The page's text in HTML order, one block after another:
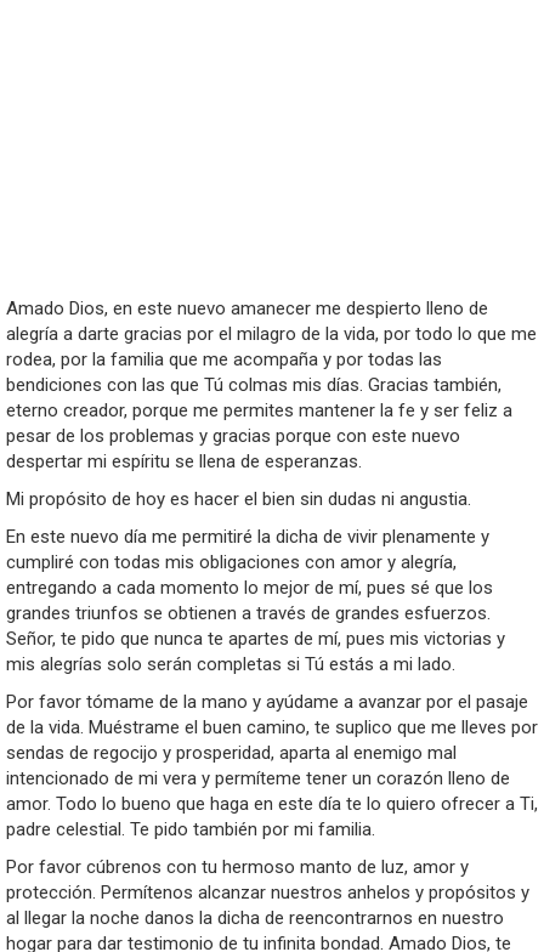
Amado Dios, en este nuevo amanecer me despierto lleno de
alegría a darte gracias por el milagro de la vida, por todo lo que me
rodea, por la familia que me acompaña y por todas las
bendiciones con las que Tú colmas mis días. Gracias también,
eterno creador, porque me permites mantener la fe y ser feliz a
pesar de los problemas y gracias porque con este nuevo
despertar mi espíritu se llena de esperanzas.
Mi propósito de hoy es hacer el bien sin dudas ni angustia.
En este nuevo día me permitiré la dicha de vivir plenamente y
cumpliré con todas mis obligaciones con amor y alegría,
entregando a cada momento lo mejor de mí, pues sé que los
grandes triunfos se obtienen a través de grandes esfuerzos.
Señor, te pido que nunca te apartes de mí, pues mis victorias y
mis alegrías solo serán completas si Tú estás a mi lado.
Por favor tómame de la mano y ayúdame a avanzar por el pasaje
de la vida. Muéstrame el buen camino, te suplico que me lleves por
sendas de regocijo y prosperidad, aparta al enemigo mal
intencionado de mi vera y permíteme tener un corazón lleno de
amor. Todo lo bueno que haga en este día te lo quiero ofrecer a Ti,
padre celestial. Te pido también por mi familia.
Por favor cúbrenos con tu hermoso manto de luz, amor y
protección. Permítenos alcanzar nuestros anhelos y propósitos y
al llegar la noche danos la dicha de reencontrarnos en nuestro
hogar para dar testimonio de tu infinita bondad. Amado Dios, te